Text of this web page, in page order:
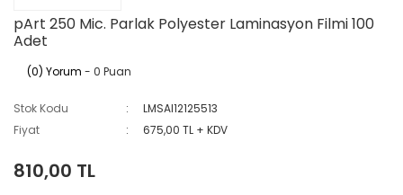
pArt 250 Mic. Parlak Polyester Laminasyon Filmi 100
Adet
(0) Yorum - 0 Puan
Stok Kodu
LMSAI12125513
Fiyat
675,00 TL + KDV
810,00 TL